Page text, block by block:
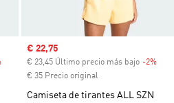
Descuento
Precio de venta
€ 22,75
€ 23,45 Último precio más bajo -2%
€ 35 Precio original
Camiseta de tirantes ALL SZN